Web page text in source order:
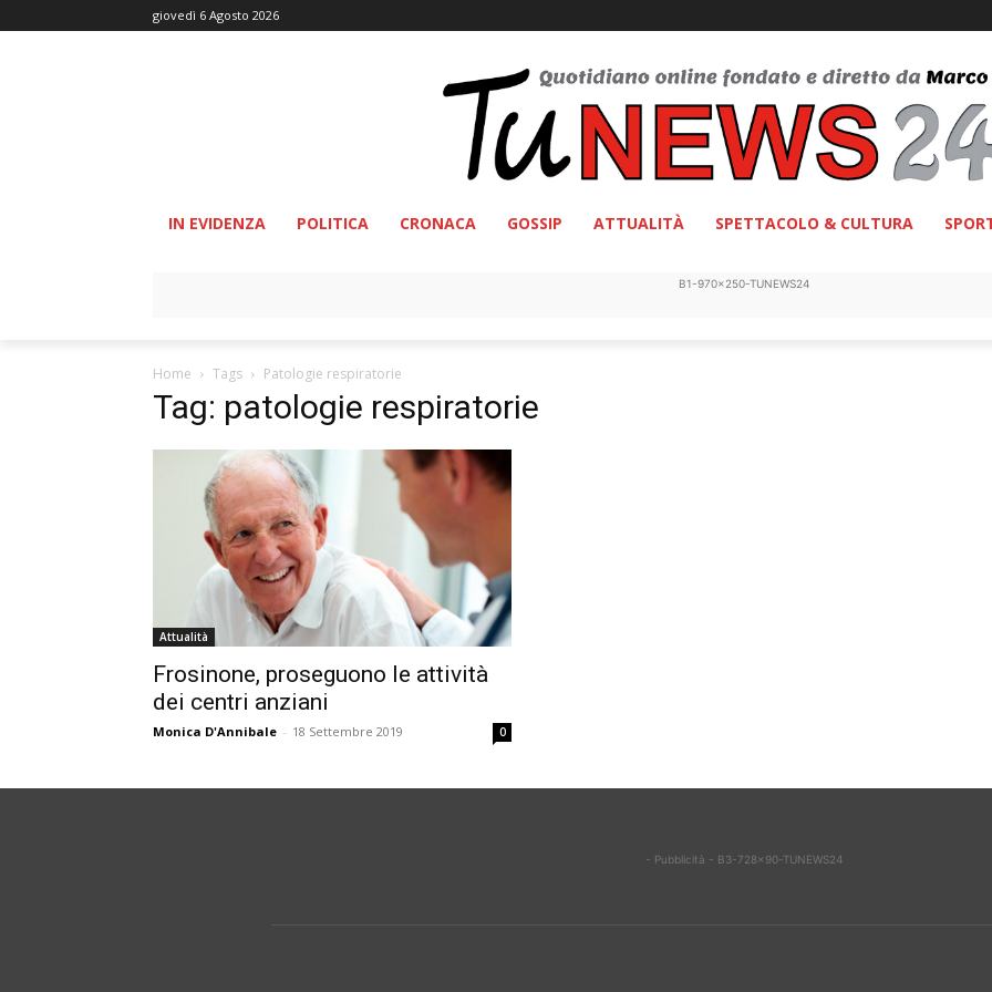
giovedì 6 Agosto 2026
IN EVIDENZA POLITICA CRONACA GOSSIP ATTUALITÀ SPETTACOLO & CULTURA
B1-970x250-TUNEWS24
Home Tags Patologie respiratorie
Tag: patologie respiratorie
Attualità
Frosinone, proseguono le attività
dei centri anziani
Monica D'Annibale - 18 Settembre 2019 0
- Pubblicità - B3-728x90-TUNEWS24